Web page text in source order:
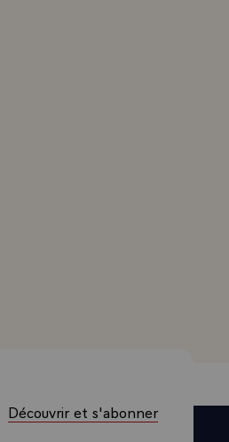
à l'université de
Découvrir et s'abonner